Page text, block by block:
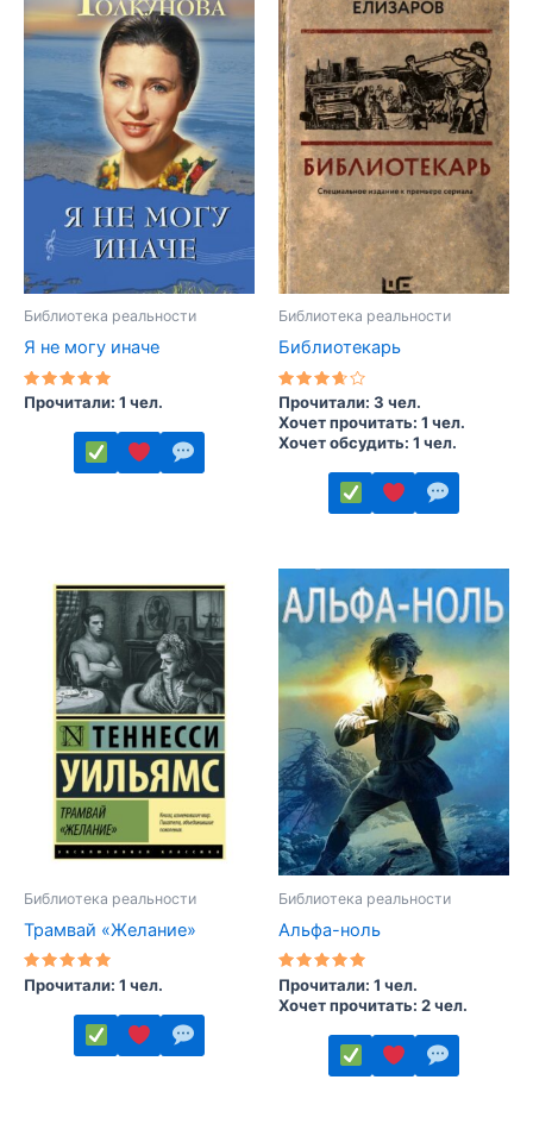
имеет
несколько
вариаций.
Опции
можно
выбрать
на
странице
товара.
имеет
несколько
вариаций.
Опции
можно
выбрать
на
странице
товара.
Библиотека реальности
Я не могу иначе
Оценка
5.00
Прочитали: 1 чел.
несколько
вариаций.
Опции
можно
выбрать
странице
товара.
Библиотека реальности
Библиотекарь
Оценка
3.50
из 5
Прочитали: 3 чел.
Хочет прочитать: 1 чел.
Хочет обсудить: 1 чел.
товар
имеет
несколько
вариаций.
Опции
можно
выбрать
на
странице
товара.
Библиотека реальности
Трамвай «Желание»
Оценка
5.00
Прочитали: 1 чел.
Библиотека реальности
Альфа-ноль
Оценка
5.00
из 5
Прочитали: 1 чел.
Хочет прочитать: 2 чел.